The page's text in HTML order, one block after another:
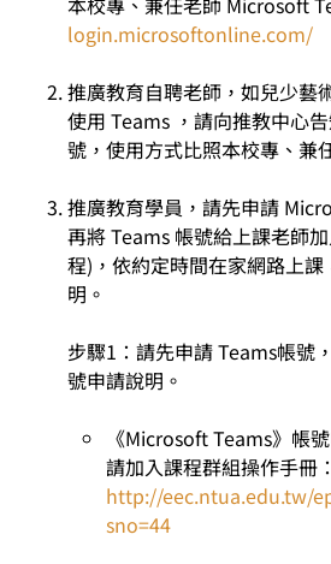
login.microsoftonline.com/
推廣教育自聘老師 ，如兒少藝
使用 Teams ，請向推教中心
號，使用方式比照本校專、兼
推廣教育學員 ，請先申請
再將 Teams 帳號給上課老師
程)，依約定時間在家網路上
明。
步驟1：請先申請 Teams帳號
號申請說明。
《Microsoft Teams》帳
請加入課程群組操作手冊：
http://eec.ntua.edu.tw/
sno=44